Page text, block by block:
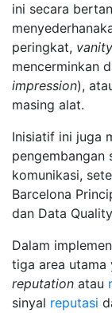
ini secara
peringkat,
mencerminkan
impression),
masing alat.
Inisiatif ini juga
pengembangan
komunikasi,
Barcelona
dan Data
Dalam
tiga area utama
reputation atau
sinyal reputasi